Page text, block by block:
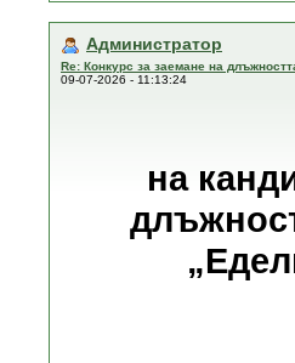
Администратор
Re: Конкурс за заемане на
09-07-2026 - 11:13:24
на